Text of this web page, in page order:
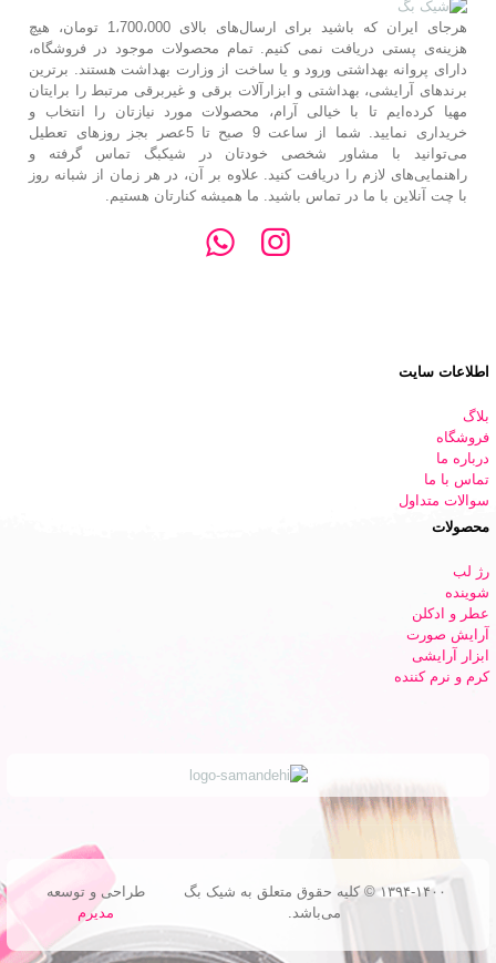
هرجای ایران که باشید برای ارسال‌های بالای 1،700،000 تومان، هیچ
هزینه‌ی پستی دریافت نمی کنیم. تمام محصولات موجود در فروشگاه،
دارای پروانه بهداشتی ورود و یا ساخت از وزارت بهداشت هستند. برترین‌
برندهای آرایشی، بهداشتی و ابزارآلات برقی و غیربرقی مرتبط را برایتان
مهیا کرده‌ایم تا با خیالی آرام، محصولات مورد نیازتان را انتخاب و
خریداری نمایید. شما از ساعت 9 صبح تا 5عصر بجز روزهای تعطیل
می‌توانید با مشاور شخصی خودتان در شیکبگ تماس گرفته و
راهنمایی‌های لازم را دریافت کنید. علاوه بر آن، در هر زمان از شبانه روز
با چت آنلاین با ما در تماس باشید. ما همیشه کنارتان هستیم.
اطلاعات سایت
بلاگ
فروشگاه
درباره ما
تماس با ما
سوالات متداول
محصولات
رژ لب
شوینده
عطر و ادکلن
آرایش صورت
ابزار آرایشی
کرم و نرم کننده
۱۳۹۴-۱۴۰۰ © کلیه حقوق متعلق به شیک بگ
می‌باشد.
طراحی و توسعه
مدیرم